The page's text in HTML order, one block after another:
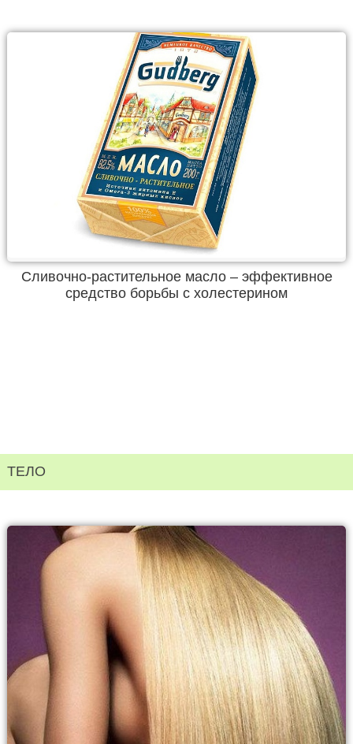
Сливочно-растительное масло – эффективное
средство борьбы с холестерином
ТЕЛО